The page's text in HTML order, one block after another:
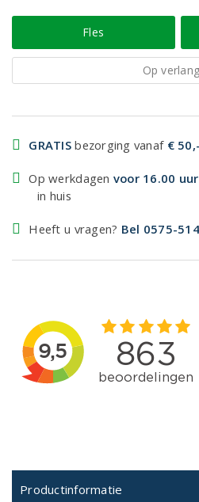
Fles
Op
GRATIS bezorging vanaf € 50,-
Op werkdagen voor 16.00 uur
in huis
Heeft u vragen? Bel 0575-
Productinformatie